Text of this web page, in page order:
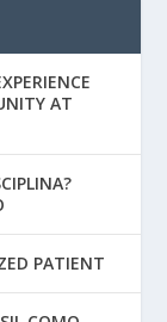
AT
PATIENT